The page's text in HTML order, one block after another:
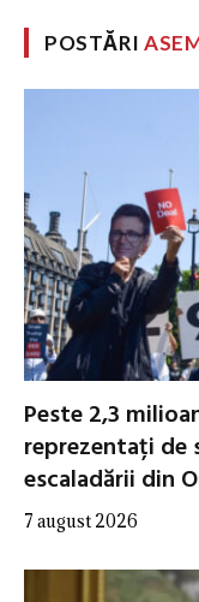
POSTĂRI
Peste 2,3
reprezentați de
escaladării din
7 august 2026